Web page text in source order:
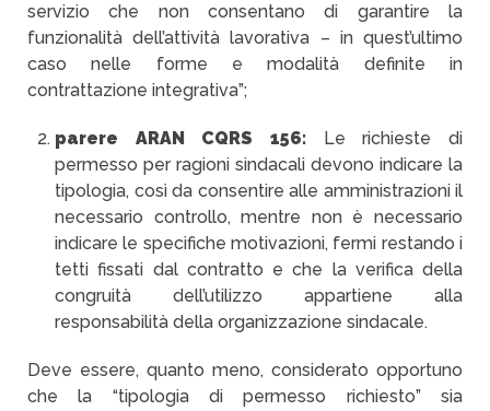
servizio che non consentano di garantire la
funzionalità dell’attività lavorativa – in quest’ultimo
caso nelle forme e modalità definite in
contrattazione integrativa”;
parere ARAN CQRS 156: Le richieste di
permesso per ragioni sindacali devono indicare la
tipologia, così da consentire alle amministrazioni il
necessario controllo, mentre non è necessario
indicare le specifiche motivazioni, fermi restando i
tetti fissati dal contratto e che la verifica della
congruità dell’utilizzo appartiene alla
responsabilità della organizzazione sindacale.
Deve essere, quanto meno, considerato opportuno
che la “tipologia di permesso richiesto” sia